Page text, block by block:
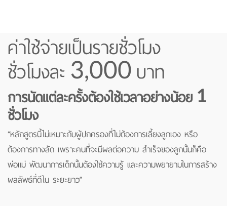
ค่าใช้จ่ายเป็นรายชั่วโมง
ชั่วโมงละ 3,000 บาท
การนัดแต่ละครั้งต้องใช้เวลาอย่างน้อย 1
ชั่วโมง
“หลักสูตรนี้ไม่เหมาะกับผู้ปกครองที่ไม่ต้องการเลี้ยงลูกเอง หรือ
ต้องการทางลัด เพราะคนที่จะมีผลต่อความ สําเร็จของลูกนั้นก็คือ
พ่อแม่ พัฒนาการเด็กนั้นต้องใช้ความรู้ และความพยายามในการสร้าง
ผลลัพธ์ที่ดีใน ระยะยาว”